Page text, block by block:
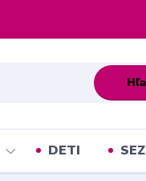
DETI